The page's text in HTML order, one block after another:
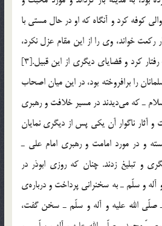
والي كوفه كرد و آنگاه كه او در حال مستي با
خواند، وي را از اين مقام عزل نكرد،
با عبدالله بن مسعود با خشونت رفتار كرد و قضاياي ديگري از اين قبيل.[3]
را برافروخته بود، در اين ميان اصحاب
ـ كه مي‌ديدند در مسير خلافت و رهبري
آثار ناگوار آن يكي پس از ديگري نمايان
و در مورد امامت و رهبري امام علي ـ
و تبليغ زدند. چنان كه روزي ابوذر در
آله و سلّم ـ به سخنراني پرداخت و درباره‌ي
صلّي الله عليه و آله و سلّم ـ سخن گفت،